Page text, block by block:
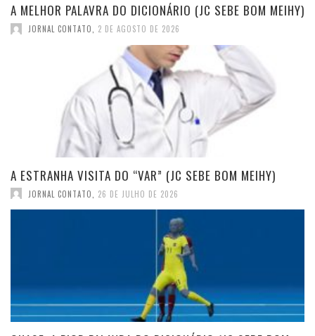
A MELHOR PALAVRA DO DICIONÁRIO (JC SEBE BOM MEIHY)
JORNAL CONTATO 2 DE AGOSTO DE 2026
A ESTRANHA VISITA DO “VAR” (JC SEBE BOM MEIHY)
JORNAL CONTATO 26 DE JULHO DE 2026